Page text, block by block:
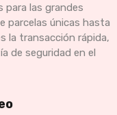
para las grandes
parcelas únicas hasta
la transacción rápida,
de seguridad en el